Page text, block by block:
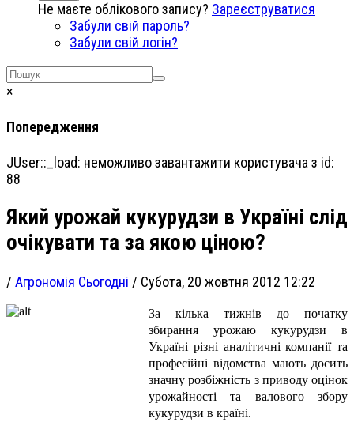
Не маєте облікового запису? Зареєструватися
Забули свій пароль?
Забули свій логін?
×
Попередження
JUser::_load: неможливо завантажити користувача з id:
88
Який урожай кукурудзи в Україні слід
очікувати та за якою ціною?
/ Агрономія Сьогодні / Субота, 20 жовтня 2012 12:22
За кілька тижнів до початку
збирання урожаю кукурудзи в
Україні різні аналітичні компанії та
професійні відомства мають досить
значну розбіжність з приводу оцінок
урожайності та валового збору
кукурудзи в країні.